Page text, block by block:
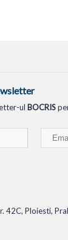
ul BOCRIS
42C, Ploiesti,